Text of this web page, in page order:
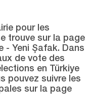
pour les
trouve sur la page
- Yeni Şafak. Dans
de vote des
en Türkiye
pouvez suivre les
sur la page